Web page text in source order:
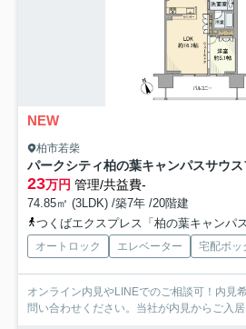
NEW
柏市若柴
パークシティ柏の葉キャンパスサウス
23万円 管理/共益費-
74.85㎡ (3LDK) /築7年 /20階建
つくばエクスプレス「柏の葉キャンパ
オートロック エレベーター 宅配ボッ
オンライン内見やLINEでのご相談可！内見
問い合わせください。当社が内見からご入居